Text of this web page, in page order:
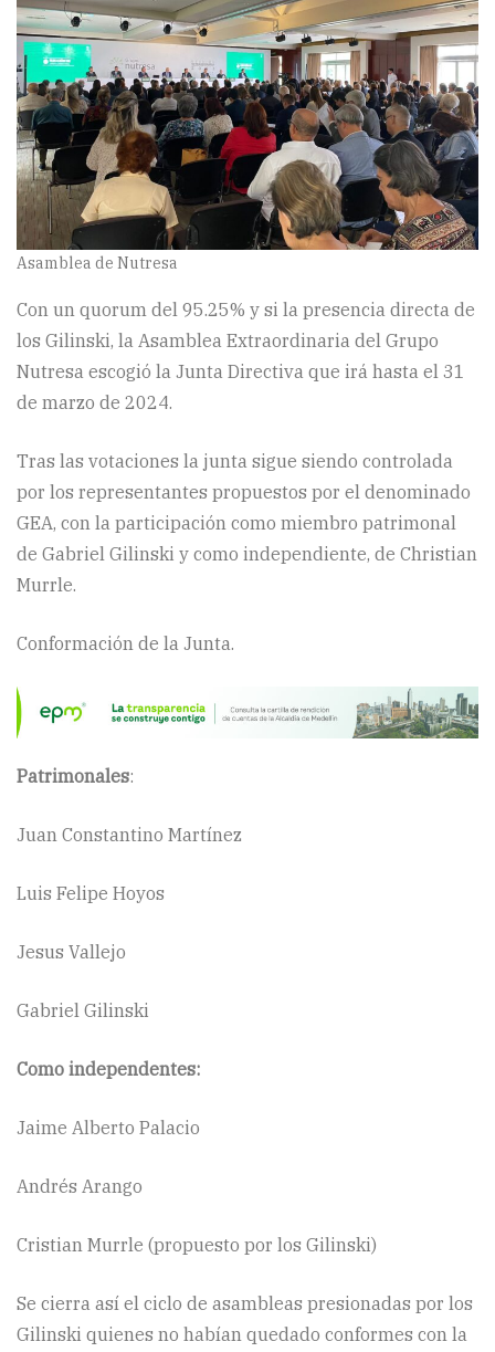
Asamblea de Nutresa
Con un quorum del 95.25% y si la presencia directa de
los Gilinski, la Asamblea Extraordinaria del Grupo
Nutresa escogió la Junta Directiva que irá hasta el 31
de marzo de 2024.
Tras las votaciones la junta sigue siendo controlada
por los representantes propuestos por el denominado
GEA, con la participación como miembro patrimonal
de Gabriel Gilinski y como independiente, de Christian
Murrle.
Conformación de la Junta.
Patrimonales:
Juan Constantino Martínez
Luis Felipe Hoyos
Jesus Vallejo
Gabriel Gilinski
Como independentes:
Jaime Alberto Palacio
Andrés Arango
Cristian Murrle (propuesto por los Gilinski)
Se cierra así el ciclo de asambleas presionadas por los
Gilinski quienes no habían quedado conformes con la